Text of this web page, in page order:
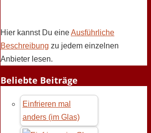
Hier kannst Du eineAusführliche
Beschreibung zu jedem einzelnen
Anbieter lesen.
Beliebte Beiträge
Einfrieren mal
anders (im Glas)